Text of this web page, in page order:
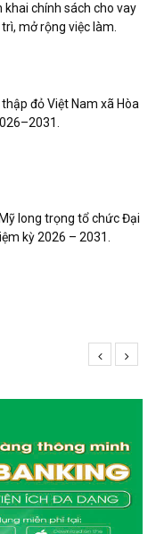
khai chính sách cho vay
mở rộng việc làm.
đỏ Việt Nam xã Hòa
long trọng tổ chức Đại
kỳ 2026 – 2031.